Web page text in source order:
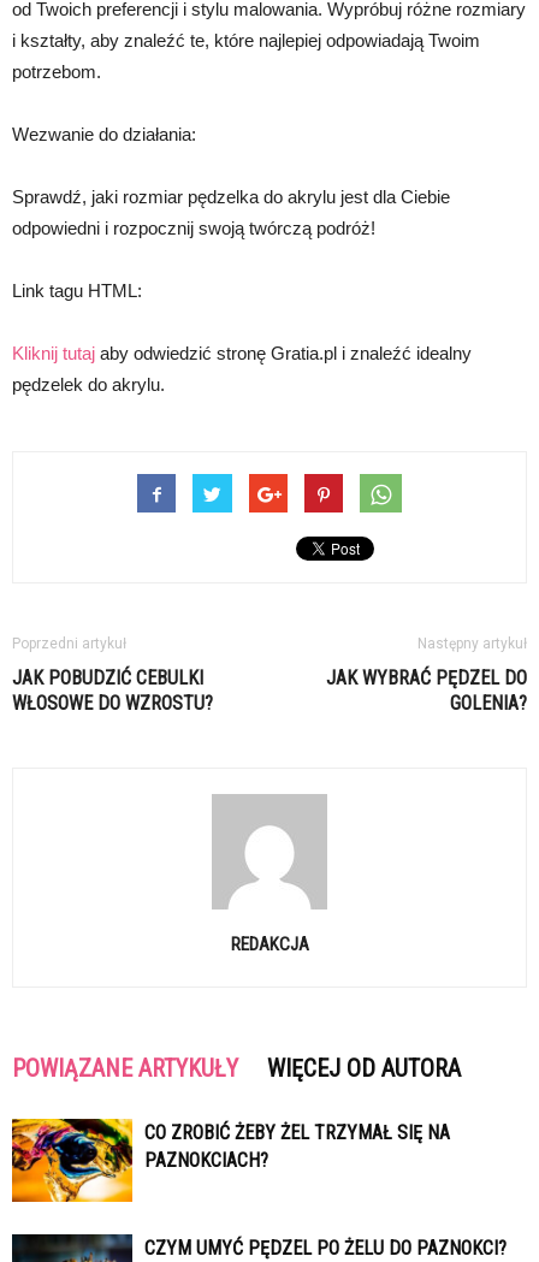
od Twoich preferencji i stylu malowania. Wypróbuj różne rozmiary
i kształty, aby znaleźć te, które najlepiej odpowiadają Twoim
potrzebom.
Wezwanie do działania:
Sprawdź, jaki rozmiar pędzelka do akrylu jest dla Ciebie
odpowiedni i rozpocznij swoją twórczą podróż!
Link tagu HTML:
Kliknij tutaj aby odwiedzić stronę Gratia.pl i znaleźć idealny
pędzelek do akrylu.
Poprzedni artykuł
JAK POBUDZIĆ CEBULKI
WŁOSOWE DO WZROSTU?
Następny artykuł
JAK WYBRAĆ PĘDZEL DO
GOLENIA?
REDAKCJA
POWIĄZANE ARTYKUŁY WIĘCEJ OD AUTORA
CO ZROBIĆ ŻEBY ŻEL TRZYMAŁ SIĘ NA
PAZNOKCIACH?
CZYM UMYĆ PĘDZEL PO ŻELU DO PAZNOKCI?